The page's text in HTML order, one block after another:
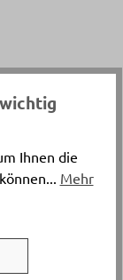
oder
- bei
Ihnen die
Mehr